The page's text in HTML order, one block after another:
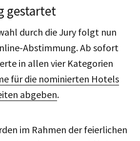
gestartet
durch die Jury folgt nun
Abstimmung. Ab sofort
in allen vier Kategorien
für die nominierten Hotels
abgeben.
im Rahmen der feierlichen